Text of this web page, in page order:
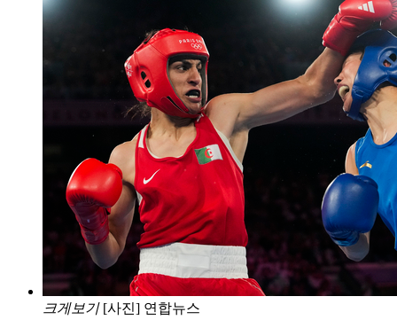
크게보기 [사진] 연합뉴스